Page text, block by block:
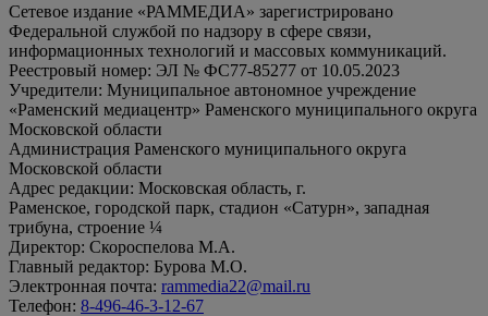
Сетевое издание «РАММЕДИА» зарегистрировано
Федеральной службой по надзору в сфере связи,
информационных технологий и массовых коммуникаций.
Реестровый номер: ЭЛ № ФС77-85277 от 10.05.2023
Учредители: Муниципальное автономное учреждение
«Раменский медиацентр» Раменского муниципального округа
Московской области
Администрация Раменского муниципального округа
Московской области
Адрес редакции: Московская область, г.
Раменское, городской парк, стадион «Сатурн», западная
трибуна, строение ¼
Директор: Скороспелова М.А.
Главный редактор: Бурова М.О.
Электронная почта: rammedia22@mail.ru
Телефон: 8-496-46-3-12-67